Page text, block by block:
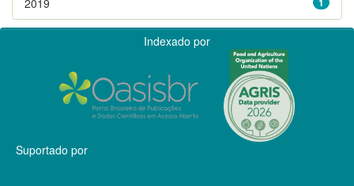
Indexado por
Suportado por